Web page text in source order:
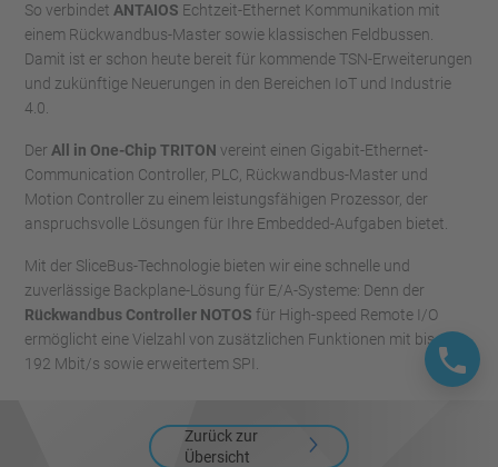
So verbindet ANTAIOS Echtzeit-Ethernet Kommunikation mit
einem Rückwandbus-Master sowie klassischen Feldbussen.
Damit ist er schon heute bereit für kommende TSN-Erweiterungen
und zukünftige Neuerungen in den Bereichen IoT und Industrie
4.0.
Der All in One-Chip TRITON vereint einen Gigabit-Ethernet-
Communication Controller, PLC, Rückwandbus-Master und
Motion Controller zu einem leistungsfähigen Prozessor, der
anspruchsvolle Lösungen für Ihre Embedded-Aufgaben bietet.
Mit der SliceBus-Technologie bieten wir eine schnelle und
zuverlässige Backplane-Lösung für E/A-Systeme: Denn der
Rückwandbus Controller NOTOS für High-speed Remote I/O
ermöglicht eine Vielzahl von zusätzlichen Funktionen mit bis zu
192 Mbit/s sowie erweitertem SPI.
Zurück zur
Übersicht